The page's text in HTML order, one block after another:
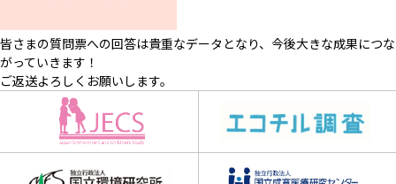
皆さまの質問票への回答は貴重なデータとなり、今後大きな成果につな
がっていきます！
ご返送よろしくお願いします。